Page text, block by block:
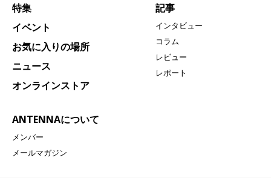
特集
イベント
お気に入りの場所
ニュース
オンラインストア
ANTENNAについて
メンバー
メールマガジン
記事
インタビュー
コラム
レビュー
レポート